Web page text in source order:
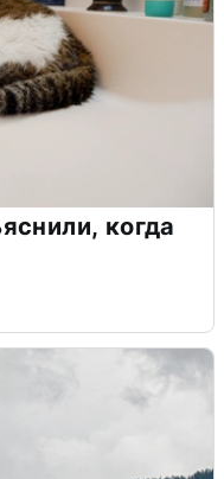
когда